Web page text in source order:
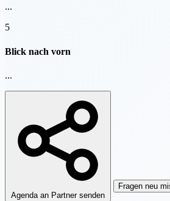
...
5
Blick nach vorn
...
Agenda an Partner senden
Fragen neu